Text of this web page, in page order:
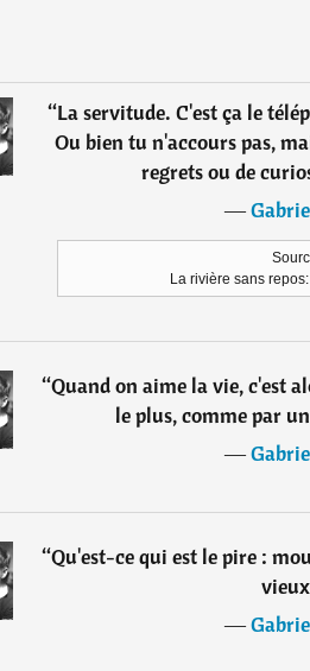
“La servitude. C'est ça le
Ou bien tu n'accours pas,
regrets ou de
―
La rivière sans
“Quand on aime la vie, c'est
le plus, comme par
―
“Qu'est-ce qui est le pire :
―